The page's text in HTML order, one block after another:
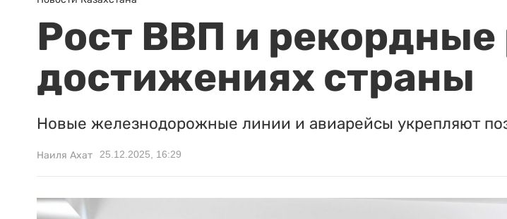
Рост ВВП и рекордные
достижениях страны
Новые железнодорожные линии и авиарейсы укрепляют
Наиля Ахат 25.12.2025, 16:29